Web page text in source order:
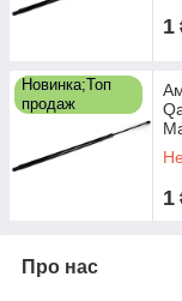
1
Новинка;Топ
продаж
1
Про нас